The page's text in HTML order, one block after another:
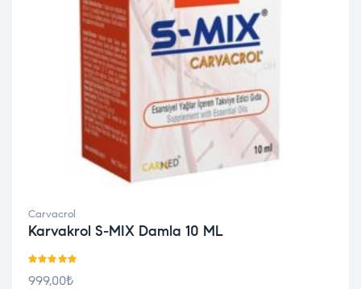
Carvacrol
Karvakrol S-MIX Damla 10 ML
5 üzerinden
999,00₺